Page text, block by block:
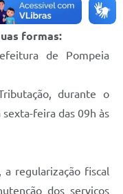
formas:
de Pompeia
durante o
feira das 09h às
regularização fiscal
dos serviços